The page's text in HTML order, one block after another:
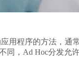
用程序的方法，通
同，Ad Hoc分发